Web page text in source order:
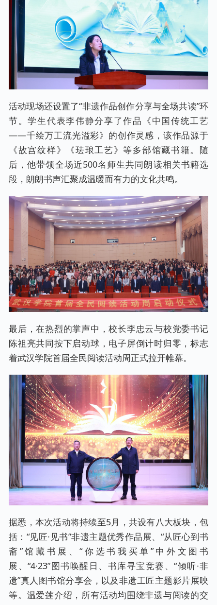
活动现场还设置了“非遗作品创作分享与全场共读”环
节。学生代表李伟静分享了作品《中国传统工艺
——千绘万工流光溢彩》的创作灵感，该作品源于
《故宫纹样》《珐琅工艺》等多部馆藏书籍。随
后，他带领全场近500名师生共同朗读相关书籍选
段，朗朗书声汇聚成温暖而有力的文化共鸣。
最后，在热烈的掌声中，校长李忠云与校党委书记
陈祖亮共同按下启动球，电子屏倒计时归零，标志
着武汉学院首届全民阅读活动周正式拉开帷幕。
据悉，本次活动将持续至5月，共设有八大板块，包
括：“见匠·见书”非遗主题优秀作品展、“从匠心到书
斋”馆藏书展、“你选书我买单”中外文图书
展、“4·23”图书唤醒日、书库寻宝竞赛、“倾听·非
遗”真人图书馆分享会，以及非遗工匠主题影片展映
等。温爱莲介绍，所有活动均围绕非遗与阅读的交